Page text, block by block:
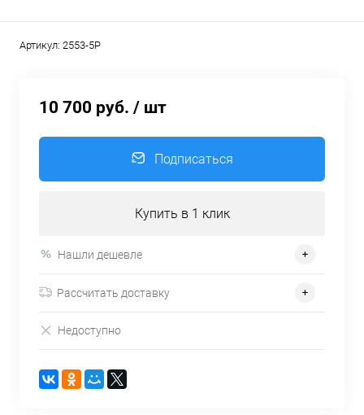
Артикул: 2553-5P
10 700 руб. / шт
Подписаться
Купить в 1 клик
Нашли дешевле
Рассчитать доставку
Недоступно